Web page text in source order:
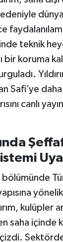
teknik
bir koruma
Safi’ye
canlı
bölümünde
kulüpler
saha içinde
çizdi.